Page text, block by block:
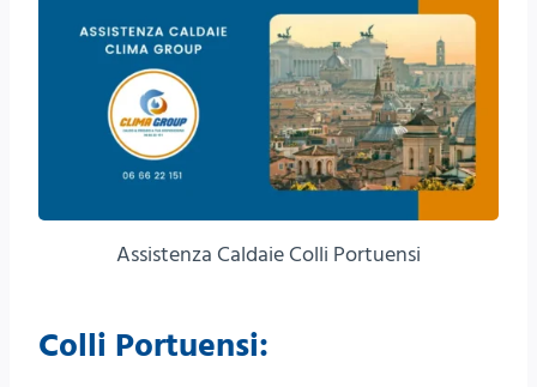
Assistenza Caldaie Colli Portuensi
Colli Portuensi: